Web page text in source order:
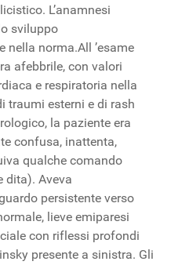
L’anamnesi
sviluppo
nella norma.All ’esame
afebbrile, con valori
e respiratoria nella
traumi esterni e di rash
la paziente era
confusa, inattenta,
qualche comando
dita). Aveva
persistente verso
lieve emiparesi
con riflessi profondi
presente a sinistra. Gli